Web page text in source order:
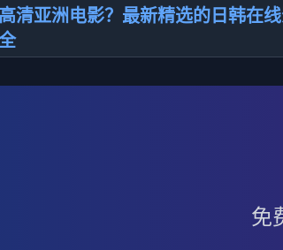
清亚洲电影？最新精选的日韩在
免